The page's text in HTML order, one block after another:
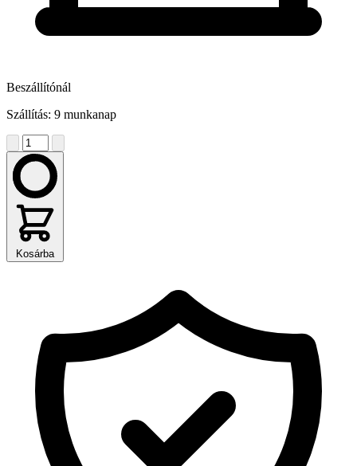
Beszállítónál
Szállítás: 9 munkanap
Kosárba